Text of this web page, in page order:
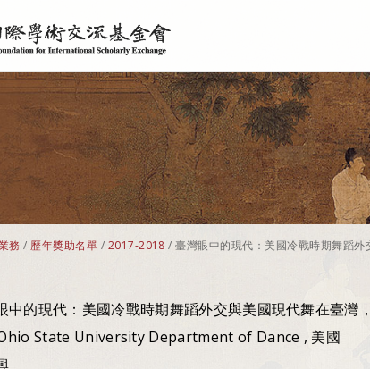
務 / 歷年獎助名單 / 2017-2018 /臺灣眼中的現代：美國冷戰時期舞蹈
中的現代：美國冷戰時期舞蹈外交與美國現代舞在臺灣
State University Department of Dance , 美國